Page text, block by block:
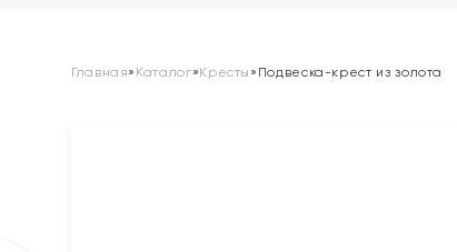
Главная» Каталог»Кресты » Подвеска-крест из золота